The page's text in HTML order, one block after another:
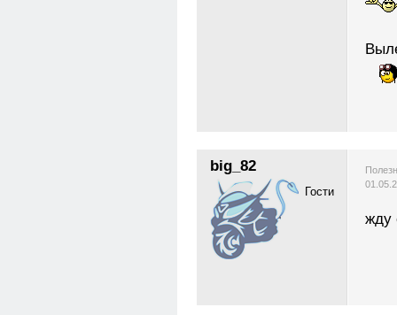
big_82
Гости
жду